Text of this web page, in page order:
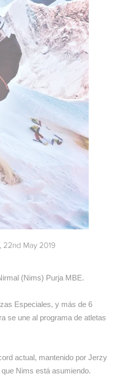
(Nims) Purja MBE.
Especiales, y más de 6
se une al programa de atletas
actual, mantenido por Jerzy
Nims está asumiendo.